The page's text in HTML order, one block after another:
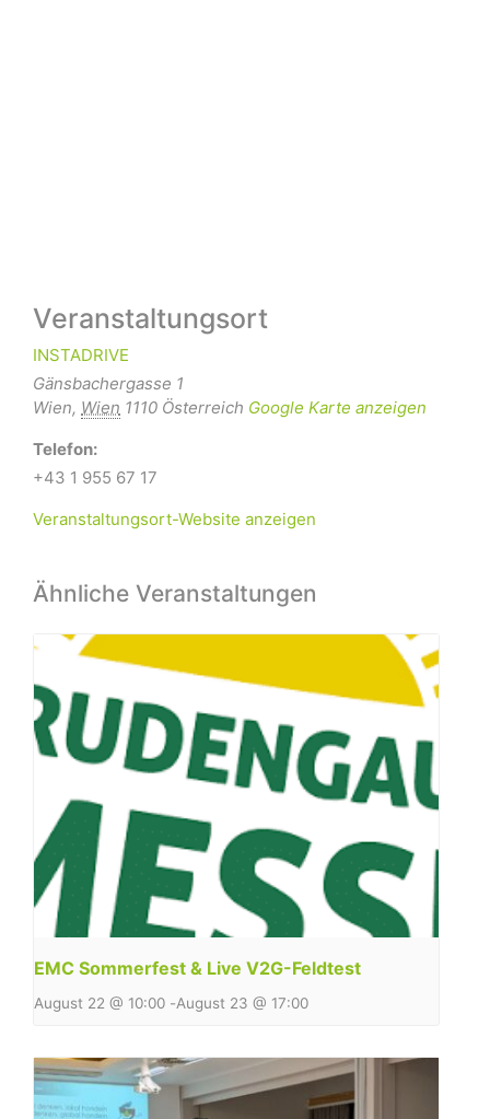
Veranstaltungsort
INSTADRIVE
Gänsbachergasse 1
Wien, Wien 1110 Österreich Google Karte anzeigen
Telefon:
+43 1 955 67 17
Veranstaltungsort-Website anzeigen
Ähnliche Veranstaltungen
EMC Sommerfest & Live V2G-Feldtest
August 22 @ 10:00 -August 23 @ 17:00